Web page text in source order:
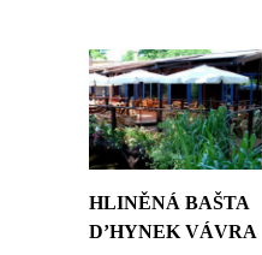
HLINĚNÁ BAŠTA
D’HYNEK VÁVRA